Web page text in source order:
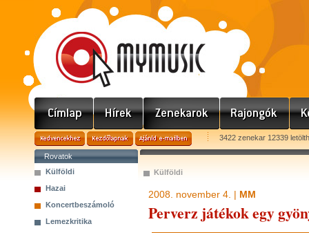
3422 zenekar 12339
Rovatok
Külföldi
Hazai
Koncertbeszámoló
Lemezkritika
Külföldi
2008. november 4. | MM
Perverz játékok egy